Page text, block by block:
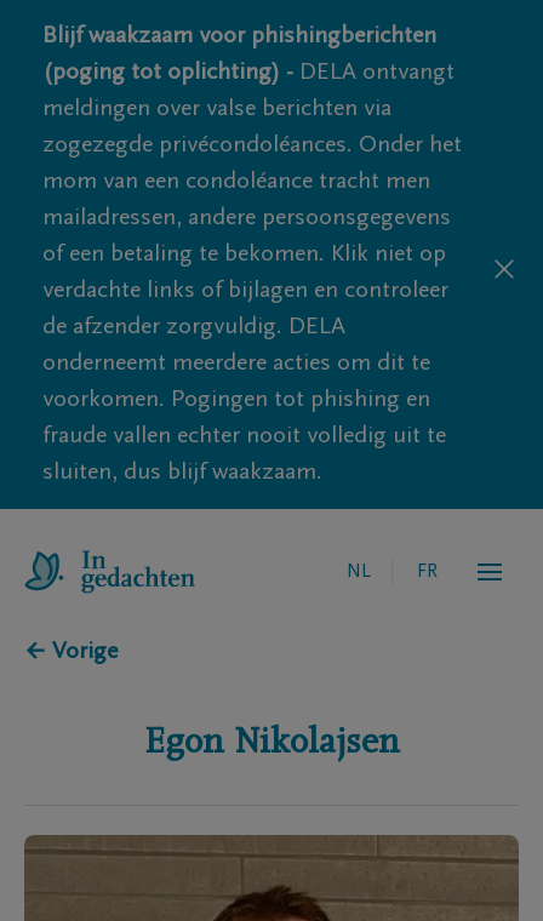
Blijf waakzaam voor phishingberichten
(poging tot oplichting) - DELA ontvangt
meldingen over valse berichten via
zogezegde privécondoléances. Onder het
mom van een condoléance tracht men
mailadressen, andere persoonsgegevens
of een betaling te bekomen. Klik niet op
verdachte links of bijlagen en controleer
de afzender zorgvuldig. DELA
onderneemt meerdere acties om dit te
voorkomen. Pogingen tot phishing en
fraude vallen echter nooit volledig uit te
sluiten, dus blijf waakzaam.
NL FR
← Vorige
Egon Nikolajsen